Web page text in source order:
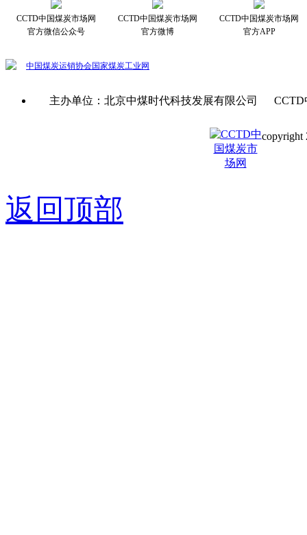
CCTD中国煤炭市场网
官方微信公众号
CCTD中国煤炭市场网
官方微博
CCTD中国煤炭市场网
官方APP
中国煤炭运销协会国家煤炭工业网
主办单位：北京中煤时代科技发展有限公司
copyright
返回顶部